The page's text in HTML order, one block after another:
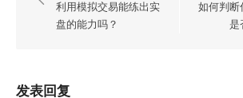
利用模拟交易能练出实
盘的能力吗？
如何判断
是
发表回复